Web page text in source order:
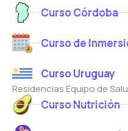
Curso Córdoba
Curso de
Curso Uruguay
Residencias Equipo de
Curso Nutrición